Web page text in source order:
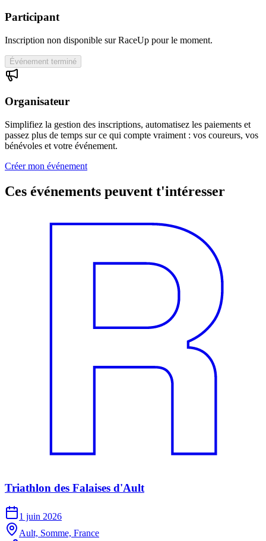
Participant
Inscription non disponible sur RaceUp pour le moment.
Événement terminé
Organisateur
Simplifiez la gestion des inscriptions, automatisez les paiements et
passez plus de temps sur ce qui compte vraiment : vos coureurs, vos
bénévoles et votre événement.
Créer mon événement
Ces événements peuvent t'intéresser
Triathlon des Falaises d'Ault
1 juin 2026
Ault, Somme, France